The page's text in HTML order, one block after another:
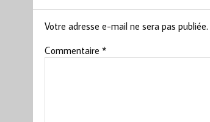
Votre adresse e-mail ne sera pas publiée.
Commentaire *